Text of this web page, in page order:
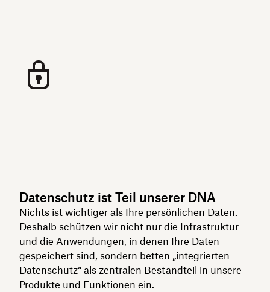
Datenschutz ist Teil unserer DNA
Nichts ist wichtiger als Ihre persönlichen Daten.
Deshalb schützen wir nicht nur die Infrastruktur
und die Anwendungen, in denen Ihre Daten
gespeichert sind, sondern betten „integrierten
Datenschutz“ als zentralen Bestandteil in unsere
Produkte und Funktionen ein.